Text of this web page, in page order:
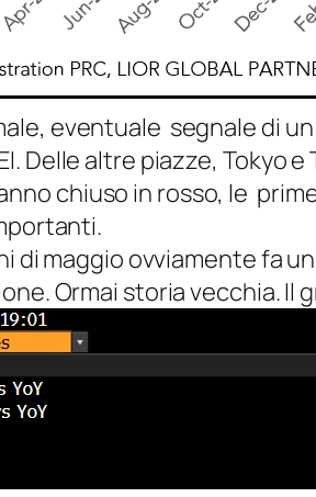
eventuale segnale di
Delle altre piazze, Tokyo
chiuso in rosso, le
di maggio ovviamente
Ormai storia vecchia. Il